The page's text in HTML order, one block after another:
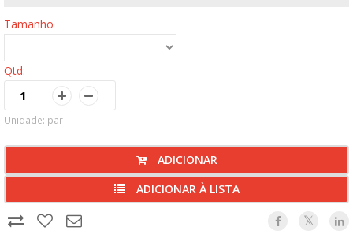
Tamanho
Qtd:
Unidade: par
ADICIONAR
ADICIONAR À LISTA